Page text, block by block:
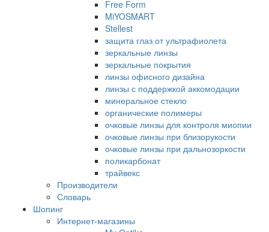
Free Form
MiYOSMART
Stellest
защита глаз от ультрафиолета
зеркальные линзы
зеркальные покрытия
линзы офисного дизайна
линзы с поддержкой аккомодации
минеральное стекло
органические полимеры
очковые линзы для контроля миопии
очковые линзы при близорукости
очковые линзы при дальнозоркости
поликарбонат
трайвекс
Производители
Словарь
Шопинг
Интернет-магазины